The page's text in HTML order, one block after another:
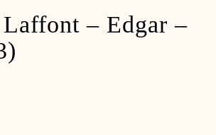
– Edgar –